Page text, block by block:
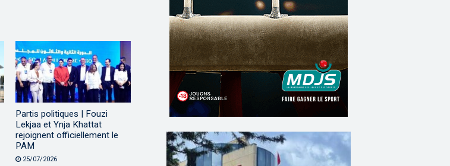
Partis politiques | Fouzi
Lekjaa et Ynja Khattat
rejoignent officiellement le
PAM
25/07/2026